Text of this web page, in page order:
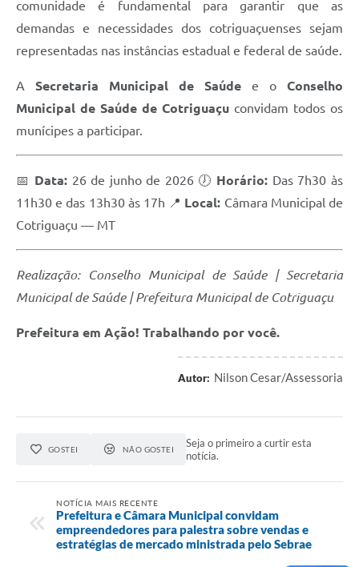
comunidade é fundamental para garantir que as
demandas e necessidades dos cotriguaçuenses sejam
representadas nas instâncias estadual e federal de saúde.
A Secretaria Municipal de Saúde e o Conselho
Municipal de Saúde de Cotriguaçu convidam todos os
munícipes a participar.
📅 Data: 26 de junho de 2026 🕖 Horário: Das 7h30 às
11h30 e das 13h30 às 17h 📍 Local: Câmara Municipal de
Cotriguaçu — MT
Realização: Conselho Municipal de Saúde | Secretaria
Municipal de Saúde | Prefeitura Municipal de Cotriguaçu
Prefeitura em Ação! Trabalhando por você.
Autor: Nilson Cesar/Assessoria
GOSTEI NÃO GOSTEI
Seja o primeiro a curtir esta
notícia.
NOTÍCIA MAIS RECENTE
Prefeitura e Câmara Municipal convidam
empreendedores para palestra sobre vendas e
estratégias de mercado ministrada pelo Sebrae